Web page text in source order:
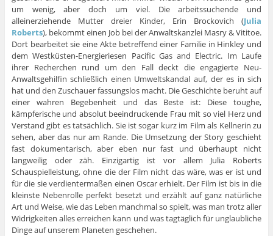
um wenig, aber doch um viel. Die arbeitssuchende und
alleinerziehende Mutter dreier Kinder, Erin Brockovich (Julia
Roberts), bekommt einen Job bei der Anwaltskanzlei Masry & Vititoe.
Dort bearbeitet sie eine Akte betreffend einer Familie in Hinkley und
dem Westküsten-Energieriesen Pacific Gas and Electric. Im Laufe
ihrer Recherchen rund um den Fall deckt die engagierte Neu-
Anwaltsgehilfin schließlich einen Umweltskandal auf, der es in sich
hat und den Zuschauer fassungslos macht. Die Geschichte beruht auf
einer wahren Begebenheit und das Beste ist: Diese toughe,
kämpferische und absolut beeindruckende Frau mit so viel Herz und
Verstand gibt es tatsächlich. Sie ist sogar kurz im Film als Kellnerin zu
sehen, aber das nur am Rande. Die Umsetzung der Story geschieht
fast dokumentarisch, aber eben nur fast und überhaupt nicht
langweilig oder zäh. Einzigartig ist vor allem Julia Roberts
Schauspielleistung, ohne die der Film nicht das wäre, was er ist und
für die sie verdientermaßen einen Oscar erhielt. Der Film ist bis in die
kleinste Nebenrolle perfekt besetzt und erzählt auf ganz natürliche
Art und Weise, wie das Leben manchmal so spielt, was man trotz aller
Widrigkeiten alles erreichen kann und was tagtäglich für unglaubliche
Dinge auf unserem Planeten geschehen.